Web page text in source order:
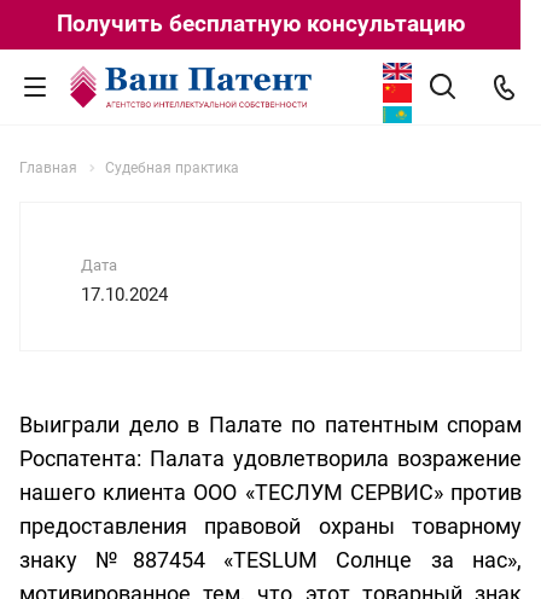
Получить бесплатную консультацию
Главная Судебная практика
Дата
17.10.2024
Выиграли дело в Палате по патентным спорам
Роспатента: Палата удовлетворила возражение
нашего клиента ООО «ТЕСЛУМ СЕРВИС» против
предоставления правовой охраны товарному
знаку №887454 «TESLUM Солнце за нас»,
мотивированное тем, что этот товарный знак